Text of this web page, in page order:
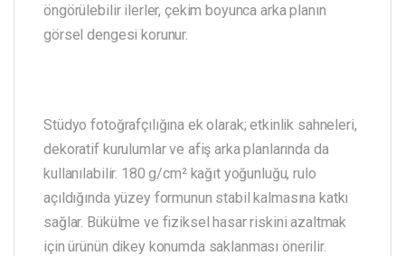
öngörülebilir ilerler, çekim boyunca arka planın
görsel dengesi korunur.
Stüdyo fotoğrafçılığına ek olarak; etkinlik sahneleri,
dekoratif kurulumlar ve afiş arka planlarında da
kullanılabilir. 180 g/cm² kağıt yoğunluğu, rulo
açıldığında yüzey formunun stabil kalmasına katkı
sağlar. Bükülme ve fiziksel hasar riskini azaltmak
için ürünün dikey konumda saklanması önerilir.